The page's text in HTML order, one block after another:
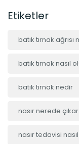
Etiketler
batık tırnak ağrısı
batık tırnak nasıl
batık tırnak nedir
nasır nerede çıkar
nasır tedavisi nasıl